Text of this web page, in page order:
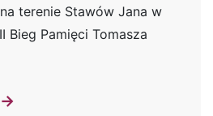
terenie Stawów Jana w
Bieg Pamięci Tomasza
→